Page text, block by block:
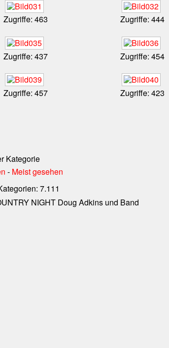
Zugriffe: 463 Zugriffe: 444
Zugriffe: 437 Zugriffe: 454
Zugriffe: 457 Zugriffe: 423
Kategorie
- Meist gesehen
7.111
NIGHT Doug Adkins und Band